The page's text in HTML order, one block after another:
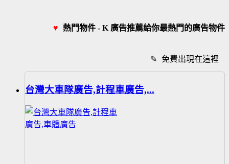
♥ 熱門物件 - K 廣告推薦給你最熱門的廣告物件
✎ 免費出現在這裡
台灣大車隊廣告,計程車廣告,...